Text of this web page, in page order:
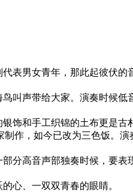
表男女青年，那此起彼伏的
叫声带给大家。演奏时候低
饰和手工织锦的土布更是古
作，如今已改为三色饭。演
分高音声部独奏时候，要表
心、一双双青春的眼睛。